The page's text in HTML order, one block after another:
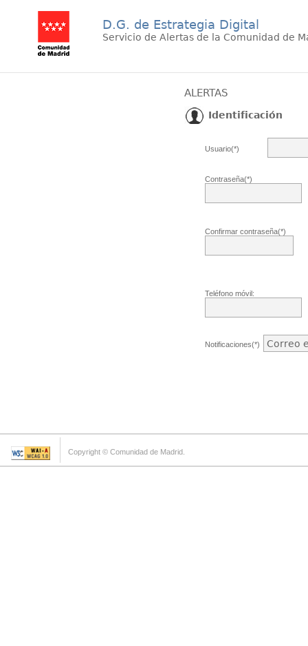
D.G. de Estrategia Digital
Servicio de Alertas de la Comunidad de
ALERTAS
Identificación
Usuario(*)
Contraseña(*)
Confirmar contraseña(*)
Teléfono móvil:
Notificaciones(*)
Copyright © Comunidad de Madrid.